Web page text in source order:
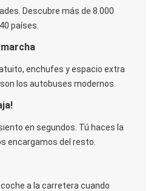
Descubre más de 8.000
países.
enchufes y espacio extra
los autobuses modernos.
en segundos. Tú haces la
encargamos del resto.
a la carretera cuando